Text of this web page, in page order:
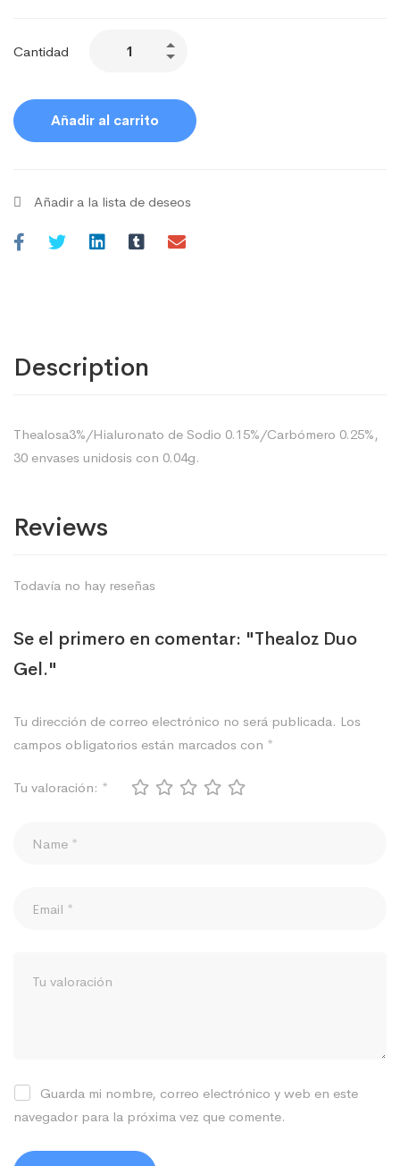
Cantidad
Añadir al carrito
Añadir a la lista de deseos
Description
Thealosa3%/Hialuronato de Sodio 0.15%/Carbómero 0.25%,
30 envases unidosis con 0.04g.
Reviews
Todavía no hay reseñas
Se el primero en comentar: "Thealoz Duo
Gel."
Tu dirección de correo electrónico no será publicada. Los
campos obligatorios están marcados con *
Tu valoración: *
Guarda mi nombre, correo electrónico y web en este
navegador para la próxima vez que comente.